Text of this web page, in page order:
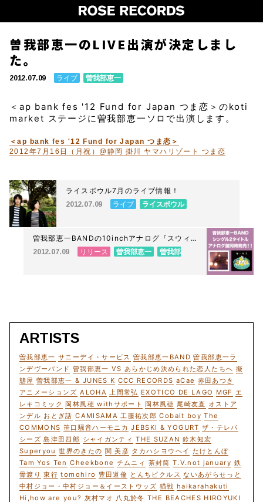
曽我部恵一のLIVE出演が決定しまし
た。
2012.07.09 ライブ 曽我部恵一
＜ap bank fes '12 Fund for Japan つま恋＞のkoti
market ステージに曽我部恵一ソロで出演します。
＜ap bank fes '12 Fund for Japan つま恋＞
2012年7月16日（月祝）@静岡 掛川 ヤマハリゾート つま恋
ライスボウル7月のライブ情報！
2012.07.09 ライブ ライスボウル
曽我部恵一BANDの10inchアナログ『スウィ
ング時代 DJ YOGURT & KOYAS REMIX』、
2012.07.09 リリース 曽我部恵一
曽我部
ARTISTS
曽我部恵一 サニーデイ・サービス 曽我部恵一BAND 曽我部恵一ラ
ンデヴーバンド 曽我部恵一 VS あらかじめ決められた恋人たちへ 擬
態屋 曽我部恵一 & JUNES K CCC RECORDS aCae 赤田あつき
アニメーションズ ALOHA 上間常弘 EXOTICO DE LAGO MGF エ
レキコミック 岡林風穂 withサポート 岡林風穂 尾崎友直 オストア
ンデル おとぎ話 CAMISAMA 工藤祐次郎 Cobalt boy The
COMMONS 笹口騒音ハーモニカ JEBSKI & YOGURT ザ・テレパ
シーズ 島津田四郎 シャイガンティ THE SUZAN 鈴木知宏
Superyou 世界のきたの 関 美彦 タカハシヨウヘイ たけとんぼ
Tam Yos Ten Cheekbone チムニィ 茶封筒 T.V.not january 鉄
骨渡り 東行 tomohiro 豊田道倫 とんちピクルス ないあがらせっと
中村ジョー・中村ジョー＆イーストウッズ 猫戦 haikarahakuti
Hi,how are you? 灰村マオ 八丸於冬 THE BEACHES HIROYUKI